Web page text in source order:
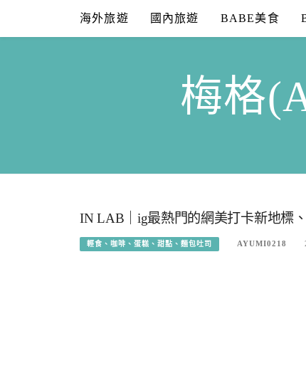
content
海外旅遊 國內旅遊 BABE美食
梅格
IN LAB｜ig最熱門的網美打卡新地標
輕食、咖啡、蛋糕、甜點、麵包吐司 AYUMI0218